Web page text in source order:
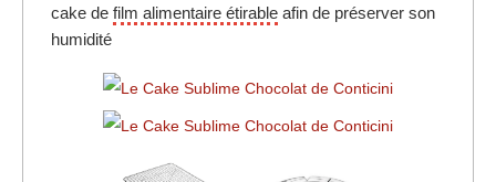
cake de film alimentaire étirable afin de préserver son
humidité